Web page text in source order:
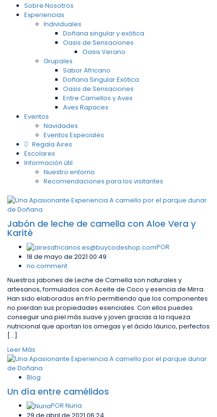
Sobre Nosotros
Experiencias
Individuales
Doñana singular y exótica
Oasis de Sensaciones
Oasis Verano
Grupales
Sabor Africano
Doñana Singular Exótica
Oasis de Sensaciones
Entre Camellos y Aves
Aves Rapaces
Eventos
Navidades
Eventos Especiales
Regala Aires
Escolares
Información útil
Nuestro entorno
Recomendaciones para los visitantes
Jabón de leche de camella con Aloe Vera y
Karité
POR
18 de mayo de 2021 00:49
no comment
Nuestros jabones de Leche de Camella son naturales y
artesanos, formulados con Aceite de Coco y esencia de Mirra.
Han sido elaborados en frío permitiendo que los componentes
no pierdan sus propiedades esenciales. Con ellos puedes
conseguir una piel más suave y joven gracias a la riqueza
nutricional que aportan los omegas y el ácido láurico, perfectos
[…]
Leer Más
Blog
Un día entre camélidos
POR Nuria